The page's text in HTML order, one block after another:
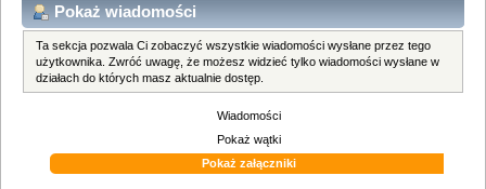
Pokaż wiadomości
Ta sekcja pozwala Ci zobaczyć wszystkie wiadomości wysłane przez tego
użytkownika. Zwróć uwagę, że możesz widzieć tylko wiadomości wysłane w
działach do których masz aktualnie dostęp.
Wiadomości
Pokaż wątki
Pokaż załączniki